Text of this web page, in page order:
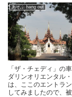
あそぶ hang out
「ザ・チェディ」の
ダリンオリエンタル
は、ここのエントラ
してみましたので、